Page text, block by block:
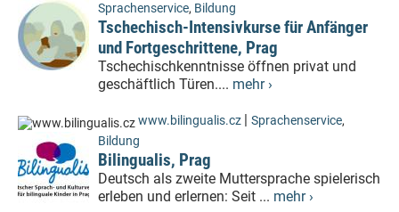
Sprachenservice, Bildung
Tschechisch-Intensivkurse für Anfänger
und Fortgeschrittene, Prag
Tschechischkenntnisse öffnen privat und
geschäftlich Türen.... mehr ›
www.bilingualis.cz | Sprachenservice,
Bildung
Bilingualis, Prag
Deutsch als zweite Muttersprache spielerisch
erleben und erlernen: Seit ... mehr ›